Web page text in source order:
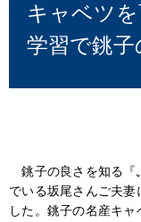
キャベツ
学習で銚子
銚子の良さを知る『
でいる坂尾さんご夫
した。銚子の名産キ